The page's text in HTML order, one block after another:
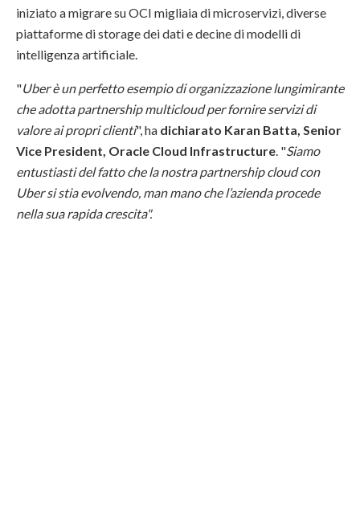
iniziato a migrare su OCI migliaia di microservizi, diverse
piattaforme di storage dei dati e decine di modelli di
intelligenza artificiale.
"Uber è un perfetto esempio di organizzazione lungimirante
che adotta partnership multicloud per fornire servizi di
valore ai propri clienti", ha dichiarato Karan Batta, Senior
Vice President, Oracle Cloud Infrastructure . "Siamo
entustiasti del fatto che la nostra partnership cloud con
Uber si stia evolvendo, man mano che l’azienda procede
nella sua rapida crescita".